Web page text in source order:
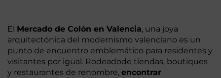
El Mercado de Colón en Valencia, una joya
arquitectónica del modernismo valenciano es un
punto de encuentro emblemático para residentes y
visitantes por igual. Rodeadode tiendas, boutiques
y restaurantes de renombre, encontrar